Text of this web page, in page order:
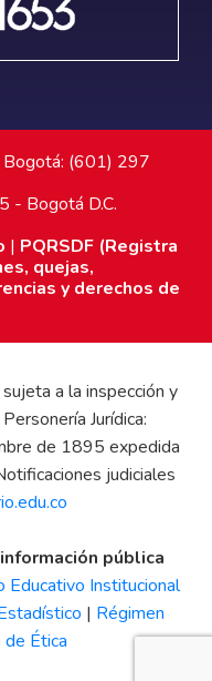
Bogotá: (601) 297
- Bogotá D.C.
| PQRSDF (Registra
quejas,
y derechos de
a la inspección y
Jurídica:
de 1895 expedida
judiciales
pública
Educativo Institucional
| Régimen
de Ética